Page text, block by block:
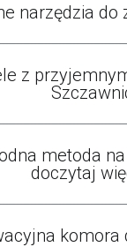
narzędzia do
z
metoda
doczytaj
komora